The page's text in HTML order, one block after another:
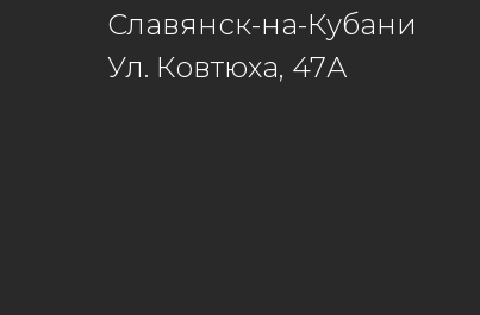
Славянск-на-Кубани
Ул. Ковтюха, 47А